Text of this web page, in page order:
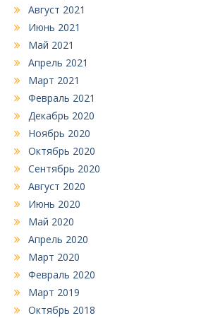
Август 2021
Июнь 2021
Май 2021
Апрель 2021
Март 2021
Февраль 2021
Декабрь 2020
Ноябрь 2020
Октябрь 2020
Сентябрь 2020
Август 2020
Июнь 2020
Май 2020
Апрель 2020
Март 2020
Февраль 2020
Март 2019
Октябрь 2018